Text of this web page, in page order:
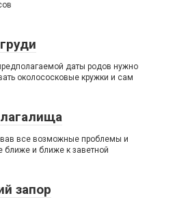
даты родов нужно
околососковые кружки и сам
все возможные проблемы и
ближе и ближе к заветной
запор